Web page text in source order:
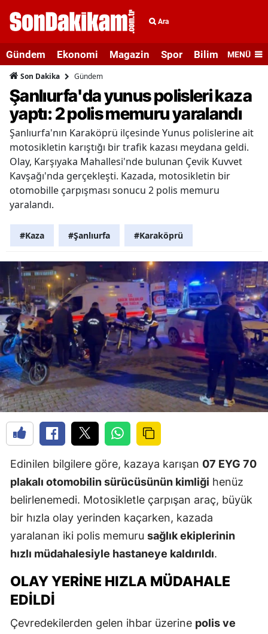
Ara
Gündem Ekonomi Magazin Spor Bilim veMENÜ
Son Dakika Gündem
Şanlıurfa'da yunus polisleri kaza
yaptı: 2 polis memuru yaralandı
Şanlıurfa'nın Karaköprü ilçesinde Yunus polislerine ait
motosikletin karıştığı bir trafik kazası meydana geldi.
Olay, Karşıyaka Mahallesi'nde bulunan Çevik Kuvvet
Kavşağı'nda gerçekleşti. Kazada, motosikletin bir
otomobille çarpışması sonucu 2 polis memuru
yaralandı.
#Kaza #Şanlıurfa #Karaköprü
Edinilen bilgilere göre, kazaya karışan 07 EYG 70
plakalı otomobilin sürücüsünün kimliği henüz
belirlenemedi. Motosikletle çarpışan araç, büyük
bir hızla olay yerinden kaçarken, kazada
yaralanan iki polis memuru sağlık ekiplerinin
hızlı müdahalesiyle hastaneye kaldırıldı.
OLAY YERINE HIZLA MÜDAHALE
EDILDI
Çevredekilerden gelen ihbar üzerine polis ve